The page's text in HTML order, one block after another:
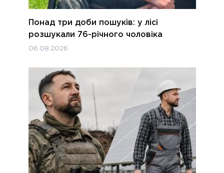
Понад три доби пошуків: у лісі
розшукали 76-річного чоловіка
06.08.2026